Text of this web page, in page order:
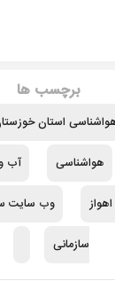
برچسب ها
استان
هواشناسی آب
وب سایت
سازمانی